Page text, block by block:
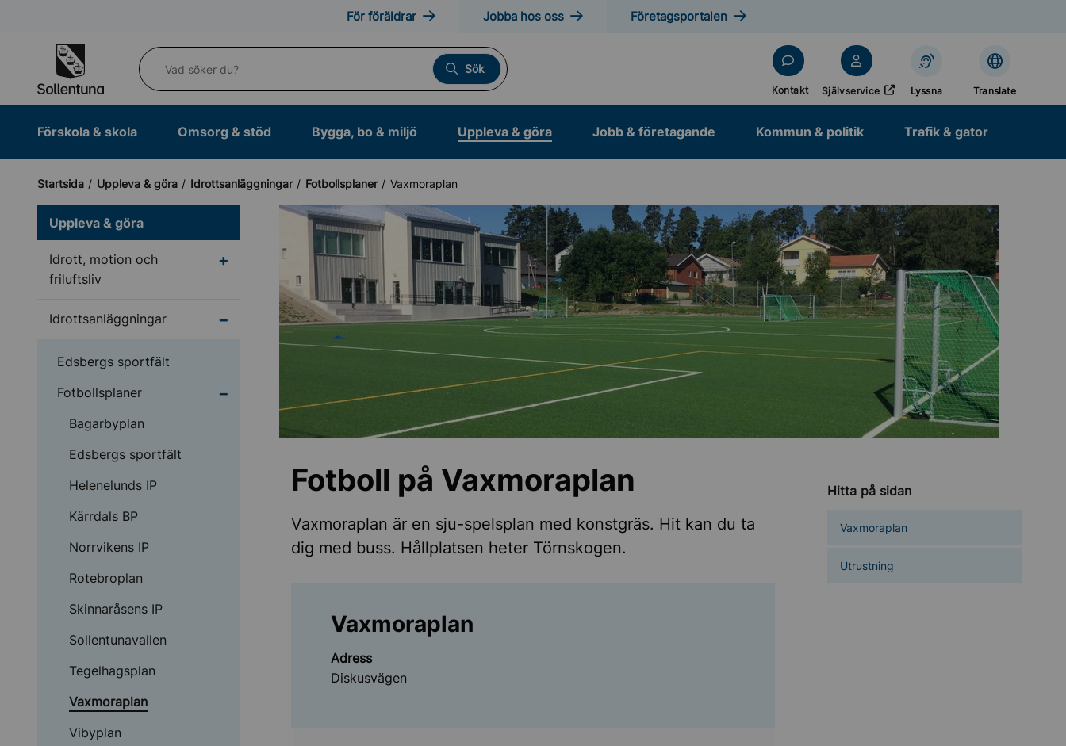
För föräldrar Jobba hos oss Företagsportalen
Vad söker du?
Sök
Kontakt Självservice
Öppnas i nytt fönster
Lyssna Translate
Förskola & skola Omsorg & stöd Bygga, bo & miljö Uppleva & göra Jobb & företagande Kommun & politik Trafik & gator
Startsida Uppleva & göra Idrottsanläggningar Fotbollsplaner Vaxmoraplan
Uppleva & göra
Idrott, motion och
friluftsliv
Undermeny för Idrott, motion och friluftsliv
Idrottsanläggningar Undermeny för Idrottsanläggningar
Edsbergs sportfält
Fotbollsplaner
Undermeny för Fotbollsplaner
Bagarbyplan
Edsbergs sportfält
Helenelunds IP
Kärrdals BP
Norrvikens IP
Rotebroplan
Skinnaråsens IP
Sollentunavallen
Tegelhagsplan
Vaxmoraplan
Vibyplan
Hitta på sidan
Vaxmoraplan
Utrustning
Fotboll på Vaxmoraplan
Vaxmoraplan är en sju-spelsplan med konstgräs. Hit kan du ta
dig med buss. Hållplatsen heter Törnskogen.
Vaxmoraplan
Adress
Diskusvägen